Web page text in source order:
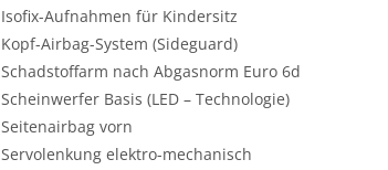
Isofix-Aufnahmen für Kindersitz
Kopf-Airbag-System (Sideguard)
Schadstoffarm nach Abgasnorm Euro 6d
Scheinwerfer Basis (LED – Technologie)
Seitenairbag vorn
Servolenkung elektro-mechanisch